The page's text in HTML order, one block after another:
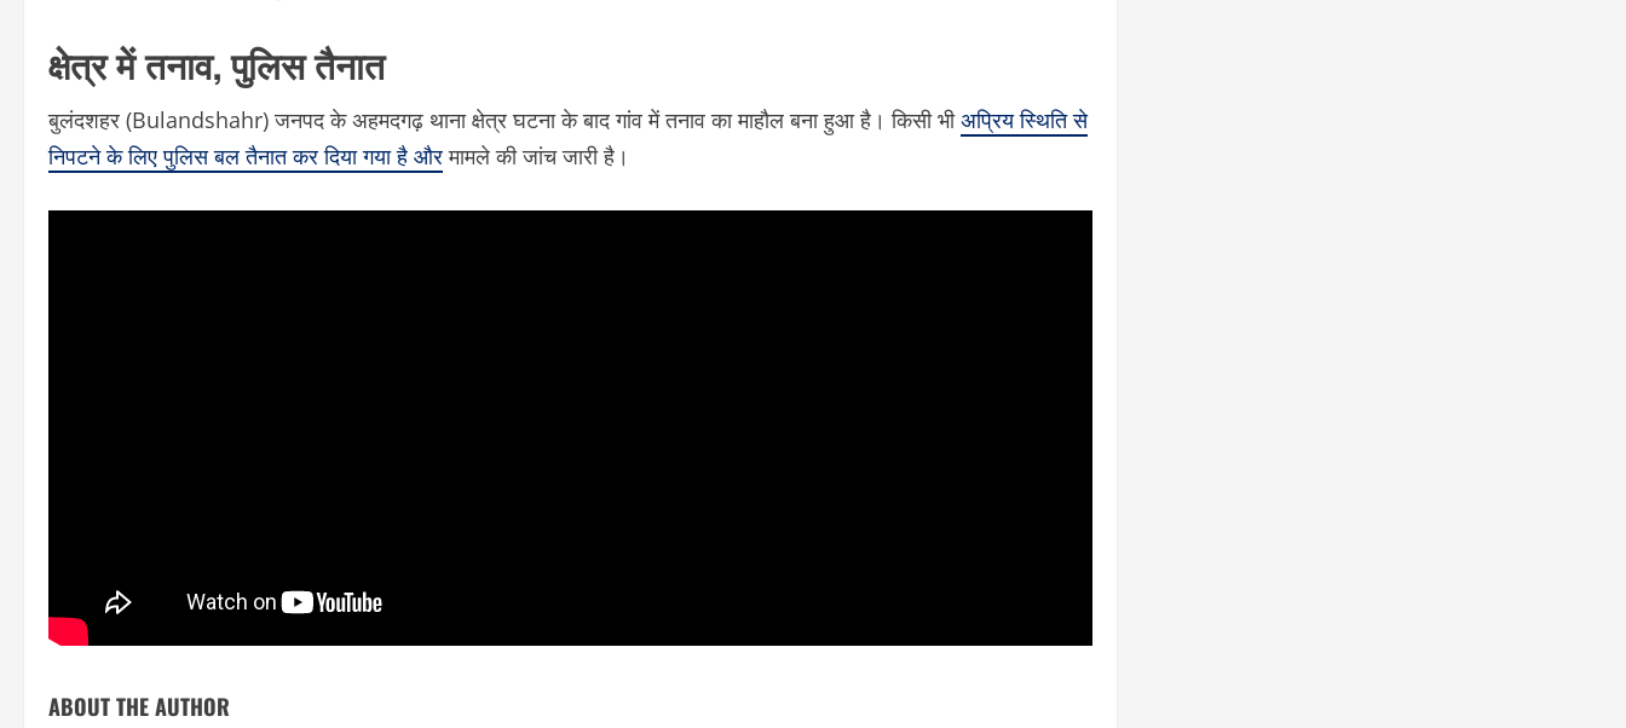
क्षेत्र में तनाव, पुलिस तैनात
बुलंदशहर (Bulandshahr) जनपद के अहमदगढ़ थाना क्षेत्र घटना के बाद गांव में तनाव का माहौल बना हुआ है। किसी भीअप्रिय स्थिति से
निपटने के लिए पुलिस बल तैनात कर दिया गया है औरमामले की जांच जारी है।
ABOUT THE AUTHOR